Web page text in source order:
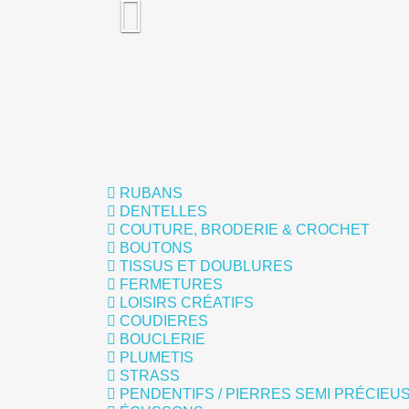

RUBANS
DENTELLES
COUTURE, BRODERIE & CROCHET
BOUTONS
TISSUS ET DOUBLURES
FERMETURES
LOISIRS CRÉATIFS
COUDIERES
BOUCLERIE
PLUMETIS
STRASS
PENDENTIFS / PIERRES SEMI